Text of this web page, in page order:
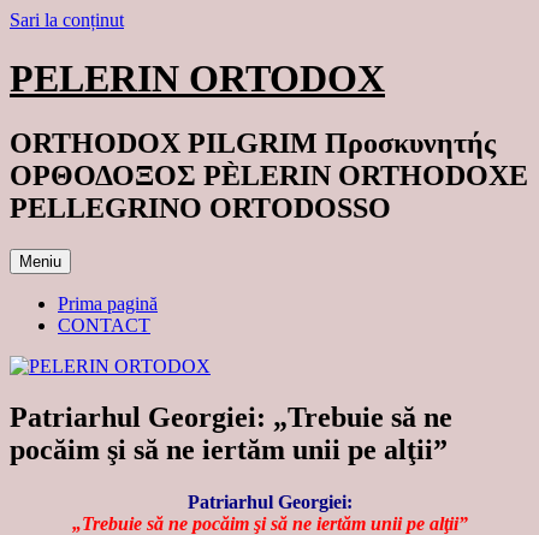
Sari la conținut
PELERIN ORTODOX
ORTHODOX PILGRIM Προσκυνητής
ΟΡΘΟΔΟΞΟΣ PÈLERIN ORTHODOXE
PELLEGRINO ORTODOSSO
Meniu
Prima pagină
CONTACT
Patriarhul Georgiei: „Trebuie să ne
pocăim şi să ne iertăm unii pe alţii”
Patriarhul Georgiei:
„Trebuie să ne pocăim şi să ne iertăm unii pe alţii”